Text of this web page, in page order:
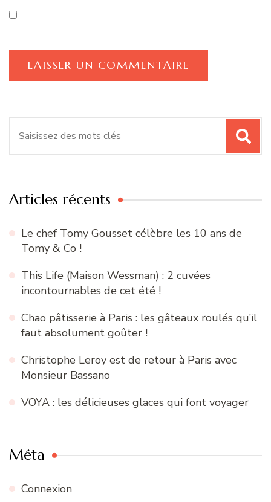
Articles récents
Le chef Tomy Gousset célèbre les 10 ans de
Tomy & Co !
This Life (Maison Wessman) : 2 cuvées
incontournables de cet été !
Chao pâtisserie à Paris : les gâteaux roulés qu’il
faut absolument goûter !
Christophe Leroy est de retour à Paris avec
Monsieur Bassano
VOYA : les délicieuses glaces qui font voyager
Méta
Connexion